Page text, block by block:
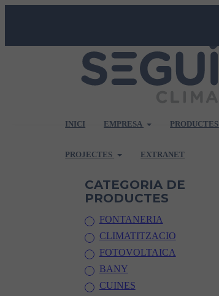
INICI EMPRESA PRODUCTES
PROJECTES EXTRANET
CATEGORIA DE
PRODUCTES
FONTANERIA
CLIMATITZACIO
FOTOVOLTAICA
BANY
CUINES